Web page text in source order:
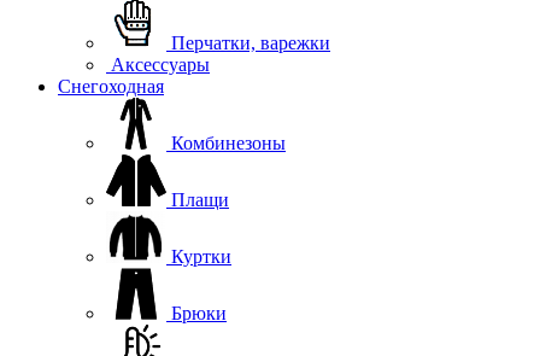
Перчатки, варежки
Аксессуары
Снегоходная
Комбинезоны
Плащи
Куртки
Брюки